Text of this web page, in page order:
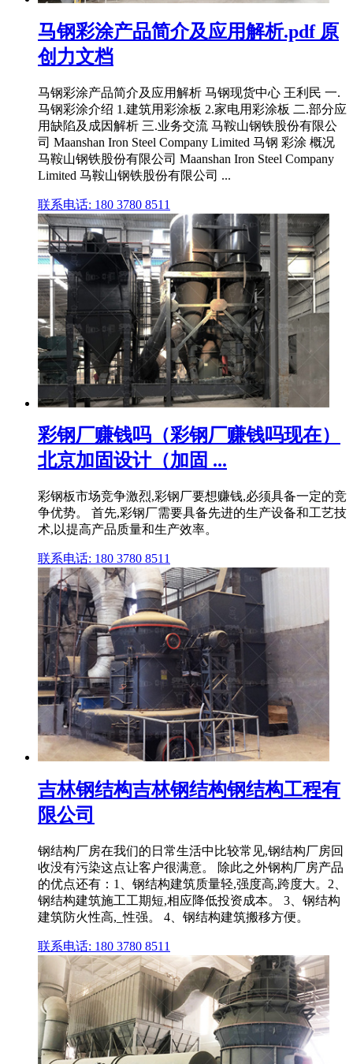
马钢彩涂产品简介及应用解析.pdf 原
创力文档
马钢彩涂产品简介及应用解析 马钢现货中心 王利民 一.
马钢彩涂介绍 1.建筑用彩涂板 2.家电用彩涂板 二.部分应
用缺陷及成因解析 三.业务交流 马鞍山钢铁股份有限公
司 Maanshan Iron Steel Company Limited 马钢 彩涂 概况
马鞍山钢铁股份有限公司 Maanshan Iron Steel Company
Limited 马鞍山钢铁股份有限公司 ...
联系电话: 180 3780 8511
彩钢厂赚钱吗（彩钢厂赚钱吗现在）
北京加固设计（加固 ...
彩钢板市场竞争激烈,彩钢厂要想赚钱,必须具备一定的竞
争优势。 首先,彩钢厂需要具备先进的生产设备和工艺技
术,以提高产品质量和生产效率。
联系电话: 180 3780 8511
吉林钢结构吉林钢结构钢结构工程有
限公司
钢结构厂房在我们的日常生活中比较常见,钢结构厂房回
收没有污染这点让客户很满意。 除此之外钢构厂房产品
的优点还有：1、钢结构建筑质量轻,强度高,跨度大。2、
钢结构建筑施工工期短,相应降低投资成本。 3、钢结构
建筑防火性高,_性强。 4、钢结构建筑搬移方便。
联系电话: 180 3780 8511